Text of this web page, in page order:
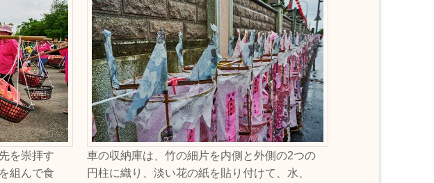
を崇拝す
組んで食
車の収納庫は、竹の細片を内側と外側の2つの
円柱に織り、淡い花の紙を貼り付けて、水、